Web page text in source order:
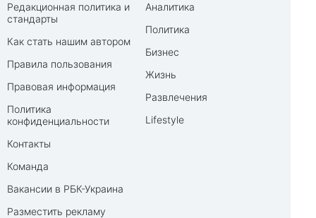
Редакционная политика и
стандарты
Как стать нашим автором
Правила пользования
Правовая информация
Политика
конфиденциальности
Контакты
Команда
Вакансии в РБК-Украина
Разместить рекламу
Аналитика
Политика
Бизнес
Жизнь
Развлечения
Lifestyle